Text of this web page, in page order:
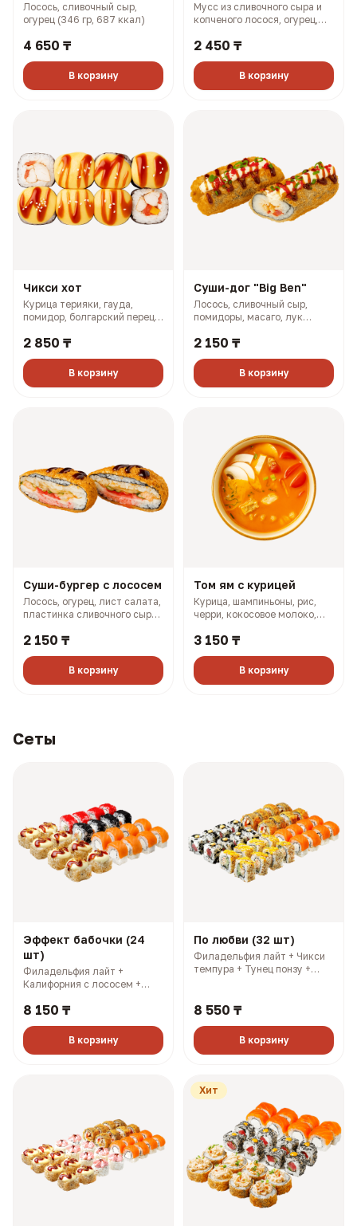
Лосось, сливочный сыр,
огурец (346 гр, 687 ккал)
4 650 ₸
В корзину
Мусс из сливочного сыра и
копченого лосося, огурец,
376 ккал)
2 450 ₸
В корзину
Чикси хот
Курица терияки, гауда,
помидор, болгарский перец,
гр, 660 ккал)
2 850 ₸
В корзину
Суши-дог "Big Ben"
Лосось, сливочный сыр,
помидоры, масаго, лук
гр, 773 ккал)
2 150 ₸
В корзину
Суши-бургер с лососем
Лосось, огурец, лист салата,
пластинка сливочного сыра,
боул (330 гр, 910 ккал)
2 150 ₸
В корзину
Том ям с курицей
Курица, шампиньоны, рис,
черри, кокосовое молоко,
3 150 ₸
В корзину
Сеты
Эффект бабочки (24
шт)
Филадельфия лайт +
Калифорния с лососем +
Смоки. 3 имбиря, 3 соевых, 3
2145 ккал)
8 150 ₸
В корзину
По любви (32 шт)
Филадельфия лайт + Чикси
темпура + Тунец понзу +
палочки, 3 васаби (1120 гр,
8 550 ₸
В корзину
Хит